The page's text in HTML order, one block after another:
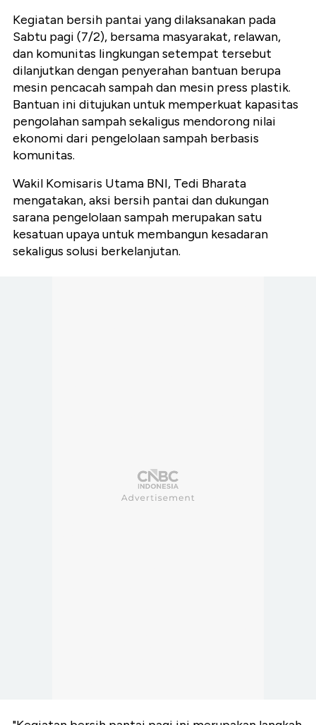
Kegiatan bersih pantai yang dilaksanakan pada
Sabtu pagi (7/2), bersama masyarakat, relawan,
dan komunitas lingkungan setempat tersebut
dilanjutkan dengan penyerahan bantuan berupa
mesin pencacah sampah dan mesin press plastik.
Bantuan ini ditujukan untuk memperkuat kapasitas
pengolahan sampah sekaligus mendorong nilai
ekonomi dari pengelolaan sampah berbasis
komunitas.
Wakil Komisaris Utama BNI, Tedi Bharata
mengatakan, aksi bersih pantai dan dukungan
sarana pengelolaan sampah merupakan satu
kesatuan upaya untuk membangun kesadaran
sekaligus solusi berkelanjutan.